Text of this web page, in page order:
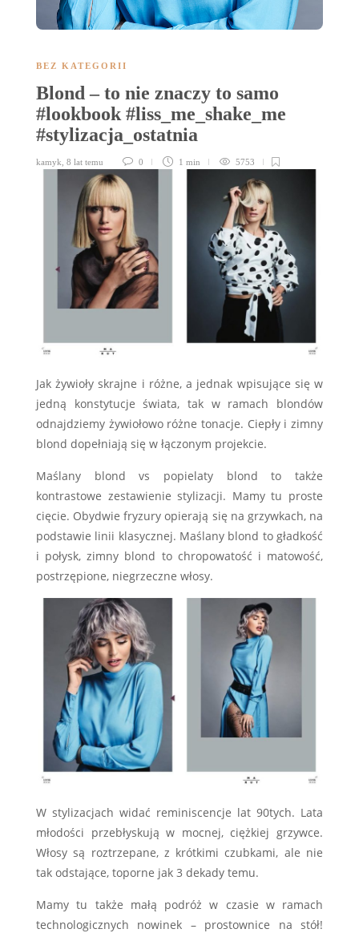
BEZ KATEGORII
Blond – to nie znaczy to samo
#lookbook #liss_me_shake_me
#stylizacja_ostatnia
kamyk 8 lat temu 0 1 min 5753
Jak żywioły skrajne i różne, a jednak wpisujące się w
jedną konstytucje świata, tak w ramach blondów
odnajdziemy żywiołowo różne tonacje. Ciepły i zimny
blond dopełniają się w łączonym projekcie.
Maślany blond vs popielaty blond to także
kontrastowe zestawienie stylizacji. Mamy tu proste
cięcie. Obydwie fryzury opierają się na grzywkach, na
podstawie linii klasycznej. Maślany blond to gładkość
i połysk, zimny blond to chropowatość i matowość,
postrzępione, niegrzeczne włosy.
W stylizacjach widać reminiscencje lat 90tych. Lata
młodości przebłyskują w mocnej, ciężkiej grzywce.
Włosy są roztrzepane, z krótkimi czubkami, ale nie
tak odstające, toporne jak 3 dekady temu.
Mamy tu także małą podróż w czasie w ramach
technologicznych nowinek – prostownice na stół!